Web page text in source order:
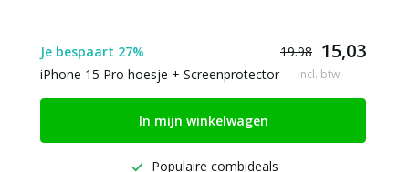
Je bespaart 27% 19.98 15,03
iPhone 15 Pro hoesje + Screenprotector Incl. btw
In mijn winkelwagen
Populaire combideals